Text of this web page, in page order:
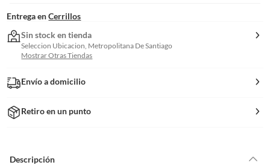
Entrega en Cerrillos
Sin stock en tienda
Seleccion Ubicacion, Metropolitana De Santiago
Mostrar Otras Tiendas
Envío a domicilio
Retiro en un punto
Descripción